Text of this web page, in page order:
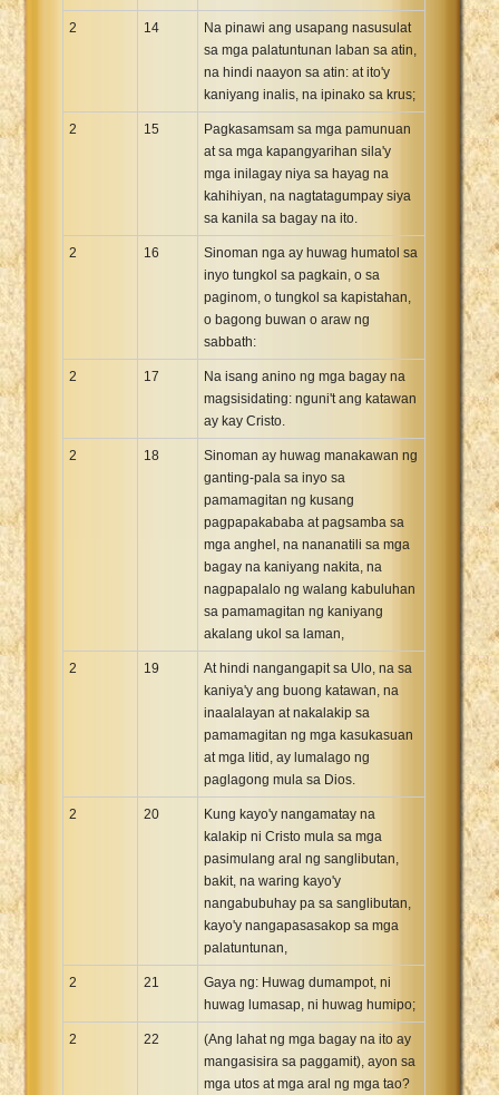
2 14
Na pinawi ang usapang nasusulat
sa mga palatuntunan laban sa atin,
na hindi naayon sa atin: at ito'y
kaniyang inalis, na ipinako sa krus;
2 15
Pagkasamsam sa mga pamunuan
at sa mga kapangyarihan sila'y
mga inilagay niya sa hayag na
kahihiyan, na nagtatagumpay siya
sa kanila sa bagay na ito.
2 16
Sinoman nga ay huwag humatol sa
inyo tungkol sa pagkain, o sa
paginom, o tungkol sa kapistahan,
o bagong buwan o araw ng
sabbath:
2 17
Na isang anino ng mga bagay na
magsisidating: nguni't ang katawan
ay kay Cristo.
2 18
Sinoman ay huwag manakawan ng
ganting-pala sa inyo sa
pamamagitan ng kusang
pagpapakababa at pagsamba sa
mga anghel, na nananatili sa mga
bagay na kaniyang nakita, na
nagpapalalo ng walang kabuluhan
sa pamamagitan ng kaniyang
akalang ukol sa laman,
2 19
At hindi nangangapit sa Ulo, na sa
kaniya'y ang buong katawan, na
inaalalayan at nakalakip sa
pamamagitan ng mga kasukasuan
at mga litid, ay lumalago ng
paglagong mula sa Dios.
2 20
Kung kayo'y nangamatay na
kalakip ni Cristo mula sa mga
pasimulang aral ng sanglibutan,
bakit, na waring kayo'y
nangabubuhay pa sa sanglibutan,
kayo'y nangapasasakop sa mga
palatuntunan,
2 21
Gaya ng: Huwag dumampot, ni
huwag lumasap, ni huwag humipo;
2 22
(Ang lahat ng mga bagay na ito ay
mangasisira sa paggamit), ayon sa
mga utos at mga aral ng mga tao?